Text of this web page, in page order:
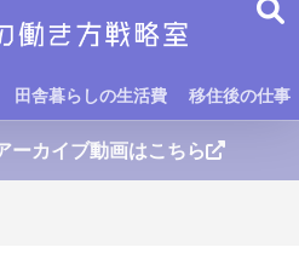
田舎暮らしの生活費 移住後の仕事
ーカイブ動画はこちら